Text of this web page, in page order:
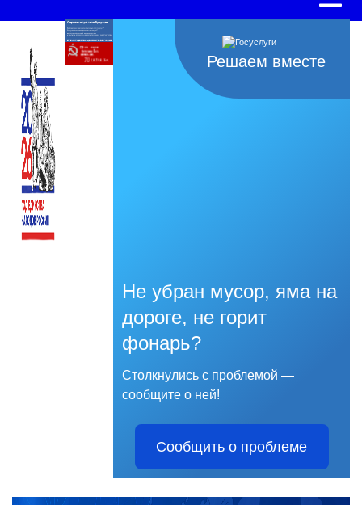
Решаем вместе
Не убран мусор, яма на
дороге, не горит
фонарь?
Столкнулись с проблемой —
сообщите о ней!
Сообщить о проблеме